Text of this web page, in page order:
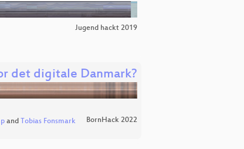
Jugend hackt 2019
det digitale Danmark?
and Tobias Fonsmark BornHack 2022